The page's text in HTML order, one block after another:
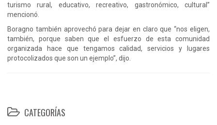
turismo rural, educativo, recreativo, gastronómico, cultural”
mencionó.
Boragno también aprovechó para dejar en claro que “nos eligen,
también, porque saben que el esfuerzo de esta comunidad
organizada hace que tengamos calidad, servicios y lugares
protocolizados que son un ejemplo”, dijo.
CATEGORÍAS